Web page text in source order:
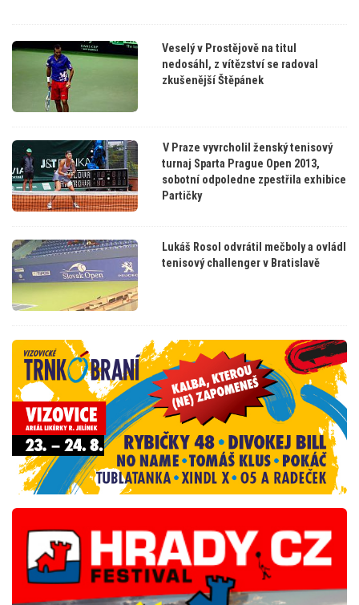
Veselý v Prostějově na titul
nedosáhl, z vítězství se radoval
zkušenější Štěpánek
V Praze vyvrcholil ženský tenisový
turnaj Sparta Prague Open 2013,
sobotní odpoledne zpestřila exhibice
Partičky
Lukáš Rosol odvrátil mečboly a ovládl
tenisový challenger v Bratislavě